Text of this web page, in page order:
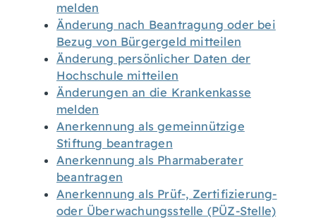
melden
Änderung nach Beantragung oder bei
Bezug von Bürgergeld mitteilen
Änderung persönlicher Daten der
Hochschule mitteilen
Änderungen an die Krankenkasse
melden
Anerkennung als gemeinnützige
Stiftung beantragen
Anerkennung als Pharmaberater
beantragen
Anerkennung als Prüf-, Zertifizierung-
oder Überwachungsstelle (PÜZ-Stelle)